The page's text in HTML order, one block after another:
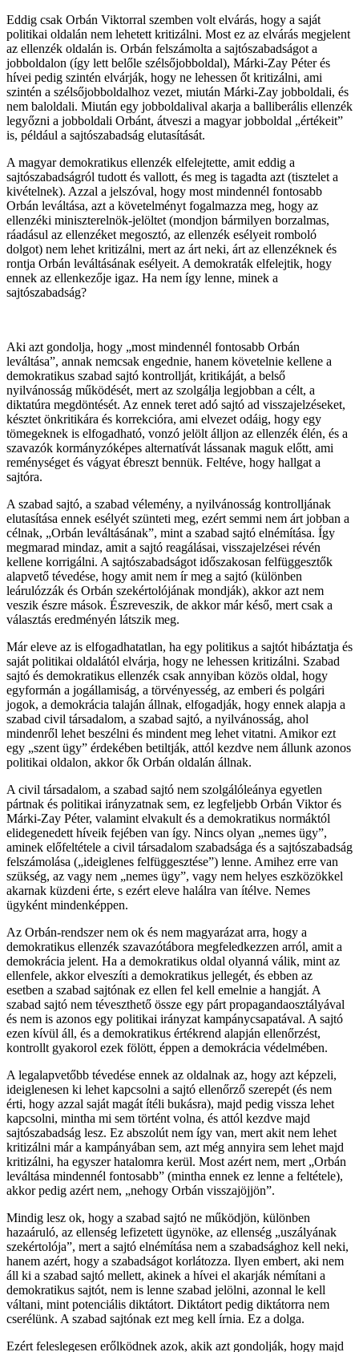
Eddig csak Orbán Viktorral szemben volt elvárás, hogy a saját
politikai oldalán nem lehetett kritizálni. Most ez az elvárás megjelent
az ellenzék oldalán is. Orbán felszámolta a sajtószabadságot a
jobboldalon (így lett belőle szélsőjobboldal), Márki-Zay Péter és
hívei pedig szintén elvárják, hogy ne lehessen őt kritizálni, ami
szintén a szélsőjobboldalhoz vezet, miután Márki-Zay jobboldali, és
nem baloldali. Miután egy jobboldalival akarja a balliberális ellenzék
legyőzni a jobboldali Orbánt, átveszi a magyar jobboldal „értékeit”
is, például a sajtószabadság elutasítását.
A magyar demokratikus ellenzék elfelejtette, amit eddig a
sajtószabadságról tudott és vallott, és meg is tagadta azt (tisztelet a
kivételnek). Azzal a jelszóval, hogy most mindennél fontosabb
Orbán leváltása, azt a követelményt fogalmazza meg, hogy az
ellenzéki miniszterelnök-jelöltet (mondjon bármilyen borzalmas,
ráadásul az ellenzéket megosztó, az ellenzék esélyeit romboló
dolgot) nem lehet kritizálni, mert az árt neki, árt az ellenzéknek és
rontja Orbán leváltásának esélyeit. A demokraták elfelejtik, hogy
ennek az ellenkezője igaz. Ha nem így lenne, minek a
sajtószabadság?
Aki azt gondolja, hogy „most mindennél fontosabb Orbán
leváltása”, annak nemcsak engednie, hanem követelnie kellene a
demokratikus szabad sajtó kontrollját, kritikáját, a belső
nyilvánosság működését, mert az szolgálja legjobban a célt, a
diktatúra megdöntését. Az ennek teret adó sajtó ad visszajelzéseket,
késztet önkritikára és korrekcióra, ami elvezet odáig, hogy egy
tömegeknek is elfogadható, vonzó jelölt álljon az ellenzék élén, és a
szavazók kormányzóképes alternatívát lássanak maguk előtt, ami
reménységet és vágyat ébreszt bennük. Feltéve, hogy hallgat a
sajtóra.
A szabad sajtó, a szabad vélemény, a nyilvánosság kontrolljának
elutasítása ennek esélyét szünteti meg, ezért semmi nem árt jobban a
célnak, „Orbán leváltásának”, mint a szabad sajtó elnémítása. Így
megmarad mindaz, amit a sajtó reagálásai, visszajelzései révén
kellene korrigálni. A sajtószabadságot időszakosan felfüggesztők
alapvető tévedése, hogy amit nem ír meg a sajtó (különben
leárulózzák és Orbán szekértolójának mondják), akkor azt nem
veszik észre mások. Észreveszik, de akkor már késő, mert csak a
választás eredményén látszik meg.
Már eleve az is elfogadhatatlan, ha egy politikus a sajtót hibáztatja és
saját politikai oldalától elvárja, hogy ne lehessen kritizálni. Szabad
sajtó és demokratikus ellenzék csak annyiban közös oldal, hogy
egyformán a jogállamiság, a törvényesség, az emberi és polgári
jogok, a demokrácia talaján állnak, elfogadják, hogy ennek alapja a
szabad civil társadalom, a szabad sajtó, a nyilvánosság, ahol
mindenről lehet beszélni és mindent meg lehet vitatni. Amikor ezt
egy „szent ügy” érdekében betiltják, attól kezdve nem állunk azonos
politikai oldalon, akkor ők Orbán oldalán állnak.
A civil társadalom, a szabad sajtó nem szolgálóleánya egyetlen
pártnak és politikai irányzatnak sem, ez legfeljebb Orbán Viktor és
Márki-Zay Péter, valamint elvakult és a demokratikus normáktól
elidegenedett híveik fejében van így. Nincs olyan „nemes ügy”,
aminek előfeltétele a civil társadalom szabadsága és a sajtószabadság
felszámolása („ideiglenes felfüggesztése”) lenne. Amihez erre van
szükség, az vagy nem „nemes ügy”, vagy nem helyes eszközökkel
akarnak küzdeni érte, s ezért eleve halálra van ítélve. Nemes
ügyként mindenképpen.
Az Orbán-rendszer nem ok és nem magyarázat arra, hogy a
demokratikus ellenzék szavazótábora megfeledkezzen arról, amit a
demokrácia jelent. Ha a demokratikus oldal olyanná válik, mint az
ellenfele, akkor elveszíti a demokratikus jellegét, és ebben az
esetben a szabad sajtónak ez ellen fel kell emelnie a hangját. A
szabad sajtó nem téveszthető össze egy párt propagandaosztályával
és nem is azonos egy politikai irányzat kampánycsapatával. A sajtó
ezen kívül áll, és a demokratikus értékrend alapján ellenőrzést,
kontrollt gyakorol ezek fölött, éppen a demokrácia védelmében.
A legalapvetőbb tévedése ennek az oldalnak az, hogy azt képzeli,
ideiglenesen ki lehet kapcsolni a sajtó ellenőrző szerepét (és nem
érti, hogy azzal saját magát ítéli bukásra), majd pedig vissza lehet
kapcsolni, mintha mi sem történt volna, és attól kezdve majd
sajtószabadság lesz. Ez abszolút nem így van, mert akit nem lehet
kritizálni már a kampányában sem, azt még annyira sem lehet majd
kritizálni, ha egyszer hatalomra kerül. Most azért nem, mert „Orbán
leváltása mindennél fontosabb” (mintha ennek ez lenne a feltétele),
akkor pedig azért nem, „nehogy Orbán visszajöjjön”.
Mindig lesz ok, hogy a szabad sajtó ne működjön, különben
hazaáruló, az ellenség lefizetett ügynöke, az ellenség „uszályának
szekértolója”, mert a sajtó elnémítása nem a szabadsághoz kell neki,
hanem azért, hogy a szabadságot korlátozza. Ilyen embert, aki nem
áll ki a szabad sajtó mellett, akinek a hívei el akarják némítani a
demokratikus sajtót, nem is lenne szabad jelölni, azonnal le kell
váltani, mint potenciális diktátort. Diktátort pedig diktátorra nem
cserélünk. A szabad sajtónak ezt meg kell írnia. Ez a dolga.
Ezért feleslegesen erőlködnek azok, akik azt gondolják, hogy majd